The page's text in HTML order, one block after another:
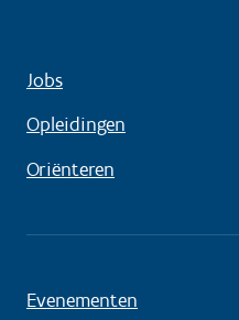
Jobs
Opleidingen
Oriënteren
Evenementen